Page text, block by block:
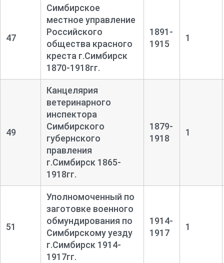
47
Симбирское
местное управление
Российского
общества красного
креста г.Симбирск
1870-1918гг.
1891-
1915
1
49
Канцелярия
ветеринарного
инспектора
Симбирского
губернского
правления
г.Симбирск 1865-
1918гг.
1879-
1918
1
51
Уполномоченный по
заготовке военного
обмундирования по
Симбирскому уезду
г.Симбирск 1914-
1917гг.
1914-
1917
1